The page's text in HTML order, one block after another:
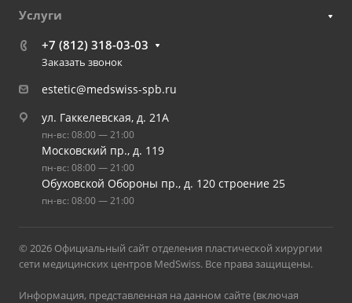
Услуги
+7 (812) 318-03-03
Заказать звонок
estetic@medswiss-spb.ru
ул. Гаккелевская, д. 21А
пн-вс: 08:00 — 21:00
Московский пр., д. 119
пн-вс: 08:00 — 21:00
Обуховской Обороны пр., д. 120 строение 25
пн-вс: 08:00 — 21:00
© 2026 Официальный сайт отделения пластической хирургии
сети медицинских центров MedSwiss. Все права защищены.
Информация, представленная на данном сайте (включая